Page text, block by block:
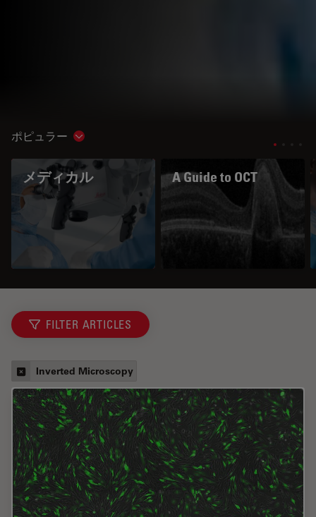
ポピュラー Show subnavigation
メディカル A Guide to OCT
FILTER ARTICLES
Inverted Microscopy